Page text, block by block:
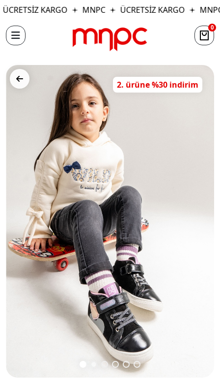
KARGO MNPC ÜCRETSİZ KARGO MNPC
0
2. ürüne %30 indirim